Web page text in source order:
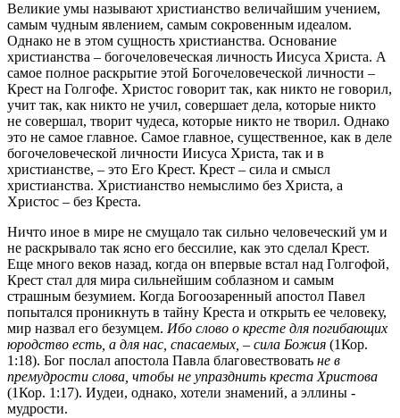
Великие умы называют христианство величайшим учением,
самым чудным явлением, самым сокровенным идеалом.
Однако не в этом сущность христианства. Основание
христианства – богочеловеческая личность Иисуса Христа. А
самое полное раскрытие этой Богочеловеческой личности –
Крест на Голгофе. Христос говорит так, как никто не говорил,
учит так, как никто не учил, совершает дела, которые никто
не совершал, творит чудеса, которые никто не творил. Однако
это не самое главное. Самое главное, существенное, как в деле
богочеловеческой личности Иисуса Христа, так и в
христианстве, – это Его Крест. Крест – сила и смысл
христианства. Христианство немыслимо без Христа, а
Христос – без Креста.
Ничто иное в мире не смущало так сильно человеческий ум и
не раскрывало так ясно его бессилие, как это сделал Крест.
Еще много веков назад, когда он впервые встал над Голгофой,
Крест стал для мира сильнейшим соблазном и самым
страшным безумием. Когда Богоозаренный апостол Павел
попытался проникнуть в тайну Креста и открыть ее человеку,
мир назвал его безумцем. Ибо слово о кресте для погибающих
юродство есть, а для нас, спасаемых, – сила Божия (1Кор.
1:18). Бог послал апостола Павла благовествовать не в
премудрости слова, чтобы не упразднить креста Христова
(1Кор. 1:17). Иудеи, однако, хотели знамений, а эллины -
мудрости.